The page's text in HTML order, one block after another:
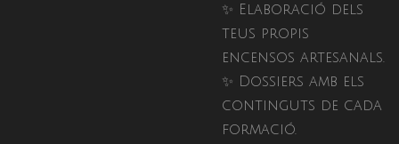
✨ Elaboració dels
teus propis
encensos artesanals.
✨ Dossiers amb els
continguts de cada
formació.